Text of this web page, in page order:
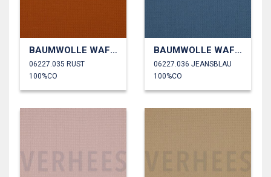
BAUMWOLLE WAFFEL
06227.035 RUST
100%CO
BAUMWOLLE WAFFEL
06227.036 JEANSBLAU
100%CO